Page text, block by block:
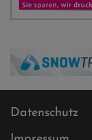
Datenschutz